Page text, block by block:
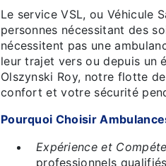
Le service VSL, ou Véhicule
personnes nécessitant des
nécessitent pas une
leur trajet vers ou depuis un
Olszynski Roy, notre flotte
confort et votre sécurité
Pourquoi Choisir
Expérience et
professionnels